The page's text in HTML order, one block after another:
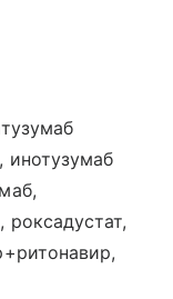
инотузумаб
роксадустат,